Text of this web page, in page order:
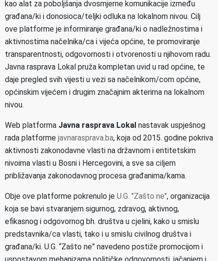
kao alat za poboljšanja dvosmjerne komunikacije između
građana/ki i donosioca/teljki odluka na lokalnom nivou. Cilj
ove platforme je informiranje građana/ki o nadležnostima i
aktivnostima načelnika/ca i vijeća općine, te promoviranje
transparentnosti, odgovornosti i otvorenosti u njihovom radu.
Javna rasprava Lokal pruža kompletan uvid u rad općine, te
daje pregled svih vijesti u vezi sa načelnikom/com općine,
općinskim vijećem i drugim značajnim akterima na lokalnom
nivou.
Web platforma Javna rasprava Lokal nastavak uspješnog
rada platforme javnarasprava.ba, koja od 2015. godine pokriva
aktivnosti zakonodavne vlasti na državnom i entitetskim
nivoima vlasti u Bosni i Hercegovini, a sve sa ciljem
približavanja zakonodavnog procesa građanima/kama.
Obje ove platforme pokrenulo je U.G. "Zašto ne", organizacija
koja se bavi stvaranjem sigurnog, zdravog, aktivnog,
efikasnog i odgovornog bh. društva u cjelini, kako u smislu
predstavnika/ca vlasti, tako i u smislu civilnog društva i
građana/ki. U.G. “Zašto ne” navedeno postiže promocijom i